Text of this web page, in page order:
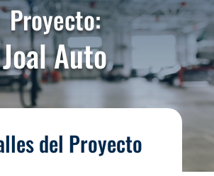
Proyecto:
Joal Auto
del Proyecto